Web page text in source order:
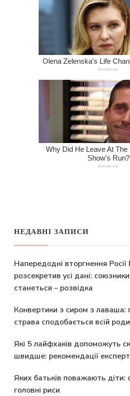
НЕДАВНІ ЗАПИСИ
Напередодні вторгнення
розсекретив усі дані:
станеться – розвідка
Конвертики з сиром з лаваша:
страва сподобається всій
Які 5 лайфхаків допоможуть
швидше: рекомендації
Яких батьків поважають діти:
головні риси